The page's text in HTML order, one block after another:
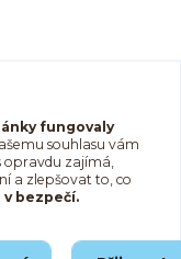
fungovaly
souhlasu vám
zajímá,
a zlepšovat to, co
v bezpečí.